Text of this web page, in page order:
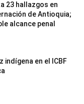
23 hallazgos en
de Antioquia;
alcance penal
indígena en el ICBF